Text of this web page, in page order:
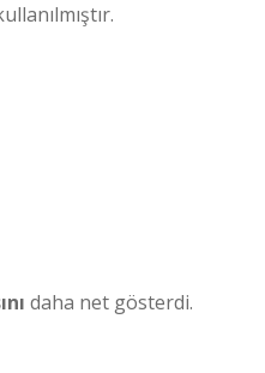
daha net gösterdi.